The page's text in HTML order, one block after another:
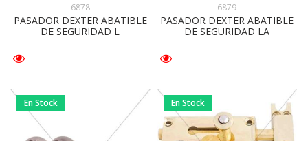
6878
PASADOR DEXTER ABATIBLE
DE SEGURIDAD L
6879
PASADOR DEXTER ABATIBLE
DE SEGURIDAD LA
En Stock En Stock